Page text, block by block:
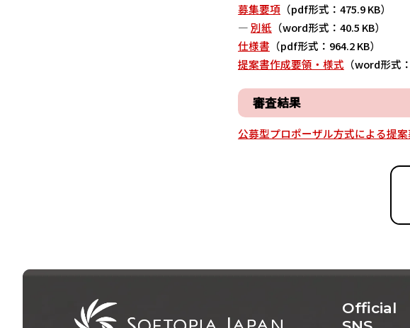
募集要項 （pdf形式：475.9 KB）
― 別紙 （word形式：40.5 KB）
仕様書 （pdf形式：964.2 KB）
提案書作成要領・様式 （word形式
審査結果
公募型プロポーザル方式による提
Official